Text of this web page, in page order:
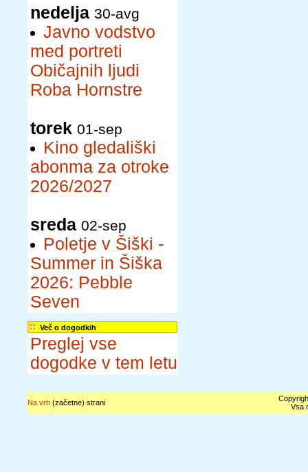
nedelja 30-avg
Javno vodstvo
med portreti
Običajnih ljudi
Roba Hornstre
torek 01-sep
Kino gledališki
abonma za otroke
2026/2027
sreda 02-sep
Poletje v Šiški -
Summer in Šiška
2026: Pebble
Seven
Več o dogodkih
Preglej vse
dogodke v tem letu
Na vrh(začetne) strani
Vsa